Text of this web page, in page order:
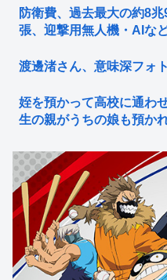
防衛費、過去最大の約8
張、迎撃用無人機・AIな
渡邊渚さん、意味深フォ
姪を預かって高校に通わ
生の親がうちの娘も預か